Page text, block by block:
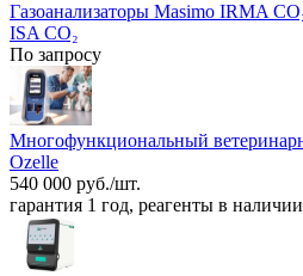
Газоанализаторы Masimo IRMA
ISA CO₂
По запросу
Многофункциональный
Ozelle
540 000 руб./шт.
гарантия 1 год, реагенты в наличии